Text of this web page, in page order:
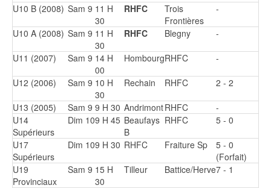
U10 B (2008) Sam 9 11 H
30
RHFC
Trois
Frontières
-
U10 A (2008) Sam 9 11 H
30
RHFC Blegny -
U11 (2007) Sam 9 14 H
00
HombourgRHFC -
U12 (2006) Sam 9 10 H
30
Rechain RHFC 2 - 2
U13 (2005) Sam 9 9 H 30 AndrimontRHFC
-
U14
Supérieurs
Dim 109 H 45 Beaufays
B
RHFC 5 - 0
U17
Supérieurs
Dim 109 H 30 RHFC Fraiture Sp
5 - 0
(Forfait)
U19
Provinciaux
Sam 9 15 H
30
Tilleur Battice/Herve7 - 1